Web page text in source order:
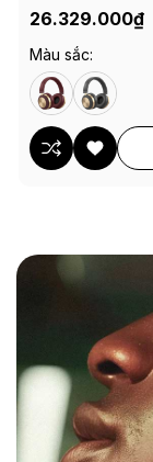
26.329.000₫
Màu sắc: